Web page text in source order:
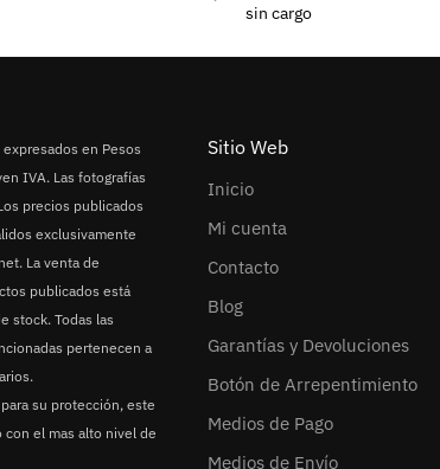
sin cargo
en Pesos
IVA. Las fotografías
precios publicados
exclusivamente
La venta de
publicados está
stock. Todas las
pertenecen a
su protección, este
el mas alto nivel de
Sitio Web
Inicio
Mi cuenta
Contacto
Blog
Garantías y Devoluciones
Botón de Arrepentimiento
Medios de Pago
Medios de Envío